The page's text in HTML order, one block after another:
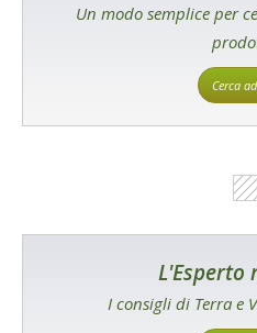
Un modo semplice per
Cerca
L'Esperto
I consigli di Terra e